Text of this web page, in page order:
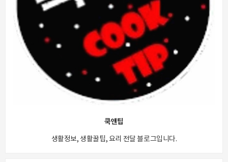
쿡앤팁
생활정보, 생활꿀팁, 요리 전달 블로그입니다.